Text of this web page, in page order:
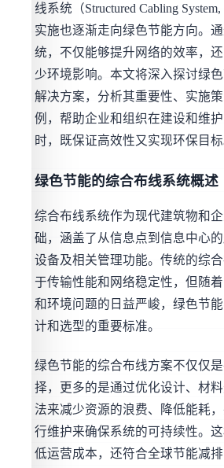
线系统（Structured Cabling
实施也逐渐走向绿色节能方向。
统，不仅能够提升网络的效率，
少环境影响。本文将深入探讨绿
解决方案，分析其重要性、实施
例，帮助企业和组织在建设和维
时，既保证高效性又实现环保目标
绿色节能的综合布线系统概述
综合布线系统作为现代建筑物和
础，涵盖了从信息点到信息中心
设备及相关管理功能。传统的综
于传输性能和网络稳定性，但随
和环境问题的日益严峻，绿色节
计和选型的重要标准。
绿色节能的综合布线方案不仅仅
择，更多的是通过优化设计、材
法来减少资源的浪费、降低能耗
行维护来确保系统的可持续性。
低运营成本，还符合全球节能减排